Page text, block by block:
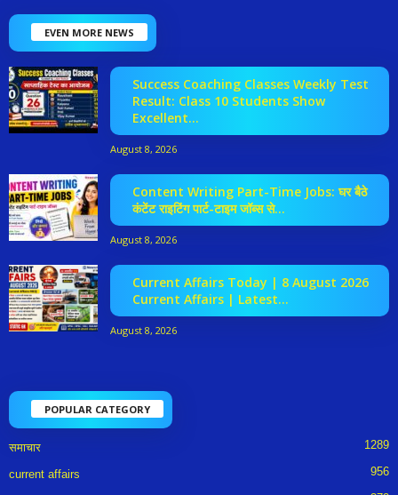
EVEN MORE NEWS
Success Coaching Classes Weekly Test
Result: Class 10 Students Show
Excellent...
August 8, 2026
Content Writing Part-Time Jobs: घर बैठे
कंटेंट राइटिंग पार्ट-टाइम जॉब्स से...
August 8, 2026
Current Affairs Today | 8 August 2026
Current Affairs | Latest...
August 8, 2026
POPULAR CATEGORY
समाचार 1289
current affairs 956